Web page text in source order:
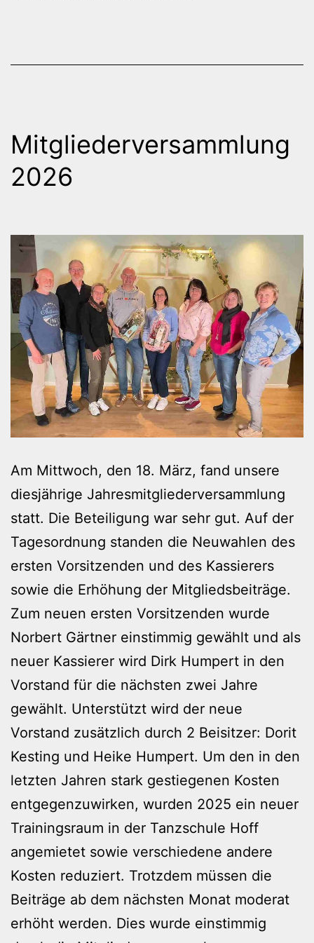
Mitgliederversammlung
2026
Am Mittwoch, den 18. März, fand unsere
diesjährige Jahresmitgliederversammlung
statt. Die Beteiligung war sehr gut. Auf der
Tagesordnung standen die Neuwahlen des
ersten Vorsitzenden und des Kassierers
sowie die Erhöhung der Mitgliedsbeiträge.
Zum neuen ersten Vorsitzenden wurde
Norbert Gärtner einstimmig gewählt und als
neuer Kassierer wird Dirk Humpert in den
Vorstand für die nächsten zwei Jahre
gewählt. Unterstützt wird der neue
Vorstand zusätzlich durch 2 Beisitzer: Dorit
Kesting und Heike Humpert. Um den in den
letzten Jahren stark gestiegenen Kosten
entgegenzuwirken, wurden 2025 ein neuer
Trainingsraum in der Tanzschule Hoff
angemietet sowie verschiedene andere
Kosten reduziert. Trotzdem müssen die
Beiträge ab dem nächsten Monat moderat
erhöht werden. Dies wurde einstimmig